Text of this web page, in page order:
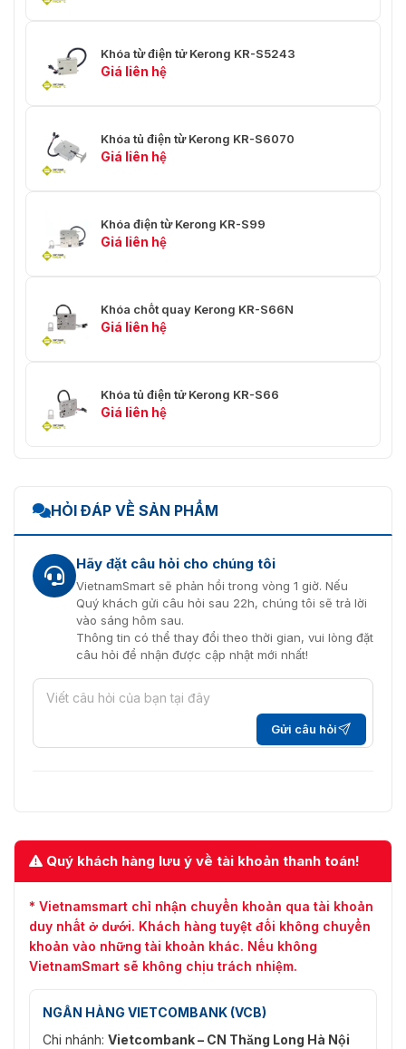
Khóa từ điện tử Kerong KR-S5243
Giá liên hệ
Khóa tủ điện từ Kerong KR-S6070
Giá liên hệ
Khóa điện từ Kerong KR-S99
Giá liên hệ
Khóa chốt quay Kerong KR-S66N
Giá liên hệ
Khóa tủ điện tử Kerong KR-S66
Giá liên hệ
HỎI ĐÁP VỀ SẢN PHẨM
Hãy đặt câu hỏi cho chúng tôi
VietnamSmart sẽ phản hồi trong vòng 1 giờ. Nếu
Quý khách gửi câu hỏi sau 22h, chúng tôi sẽ trả lời
vào sáng hôm sau.
Thông tin có thể thay đổi theo thời gian, vui lòng đặt
câu hỏi để nhận được cập nhật mới nhất!
Gửi câu hỏi
Quý khách hàng lưu ý về tài khoản thanh toán!
* Vietnamsmart chỉ nhận chuyển khoản qua tài khoản
duy nhất ở dưới. Khách hàng tuyệt đối không chuyển
khoản vào những tài khoản khác. Nếu không
VietnamSmart sẽ không chịu trách nhiệm.
NGÂN HÀNG VIETCOMBANK (VCB)
Chi nhánh: Vietcombank – CN Thăng Long Hà Nội